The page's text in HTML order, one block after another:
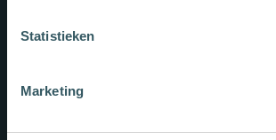
Statistieken
Marketing